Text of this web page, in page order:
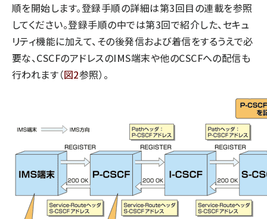
順を開始します。登録手順の詳細は第3回目の連載を参照
してください。登録手順の中では第3回で紹介した、セキュ
リティ機能に加えて、その後発信および着信をするうえで必
要な、CSCFのアドレスのIMS端末や他のCSCFへの配信も
行われます（図2参照）。